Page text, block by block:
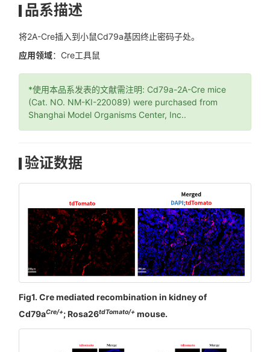
品系描述
将2A-Cre插入到小鼠Cd79a基因终止密码子处。
应用领域：Cre工具鼠
*使用本品系发表的文献需注明: Cd79a-2A-Cre mice
(Cat. NO. NM-KI-220089) were purchased from
Shanghai Model Organisms Center, Inc..
验证数据
Fig1. Cre mediated recombination in kidney of
Cd79aCre/+; Rosa26tdTomato/+ mouse.